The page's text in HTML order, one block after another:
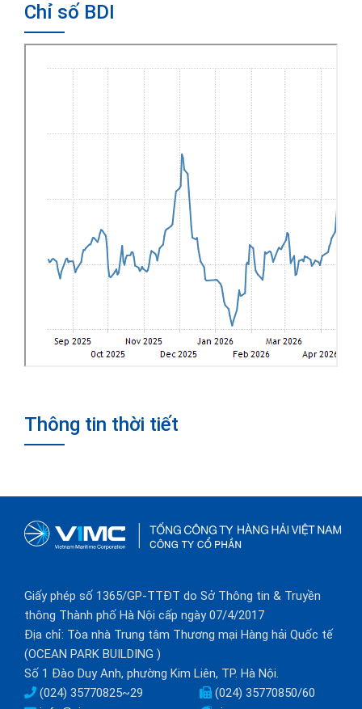
Chỉ số BDI
Thông tin thời tiết
Giấy phép số 1365/GP-TTĐT do Sở Thông tin & Truyền
thông Thành phố Hà Nội cấp ngày 07/4/2017
Địa chỉ: Tòa nhà Trung tâm Thương mại Hàng hải Quốc tế
(OCEAN PARK BUILDING )
Số 1 Đào Duy Anh, phường Kim Liên, TP. Hà Nội.
(024) 35770825~29
(024) 35770850/60